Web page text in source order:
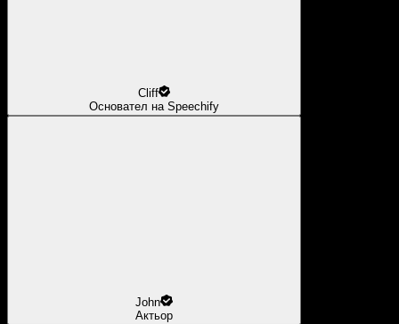
Cliff
Основател на Speechify
John
Актьор